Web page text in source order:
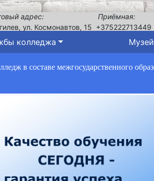
адрес:
ул. Космонавтов, 15
Приёмная:
+375222713449
колледжа Музей
в составе межгосударственного